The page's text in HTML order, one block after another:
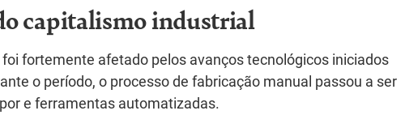
capitalismo industrial
fortemente afetado pelos avanços tecnológicos iniciados
o período, o processo de fabricação manual passou a ser
e ferramentas automatizadas.